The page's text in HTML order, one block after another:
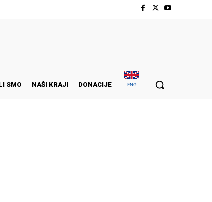
SMO NAŠI KRAJI DONACIJE ENG